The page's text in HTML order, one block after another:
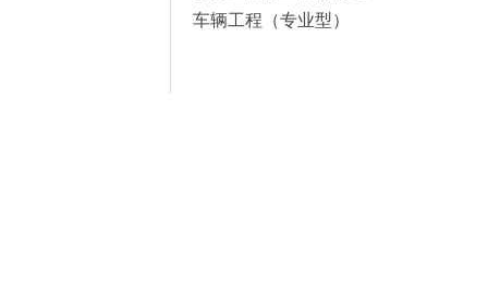
车辆工程（专业型）